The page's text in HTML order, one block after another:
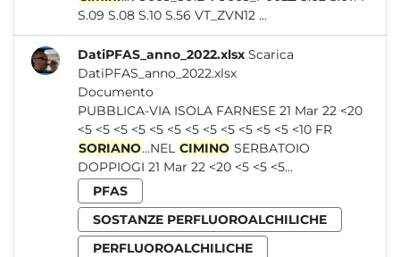
S.09 S.08 S.10 S.56 VT_ZVN12 ...
DatiPFAS_anno_2022.xlsx Scarica
DatiPFAS_anno_2022.xlsx
Documento
PUBBLICA-VIA ISOLA FARNESE 21 Mar 22 <20
<5 <5 <5 <5 <5 <5 <5 <5 <5 <5 <5 <5 <10 FR
SORIANO...NEL CIMINO SERBATOIO
DOPPIOGI 21 Mar 22 <20 <5 <5 <5...
PFAS
SOSTANZE PERFLUOROALCHILICHE
PERFLUOROALCHILICHE